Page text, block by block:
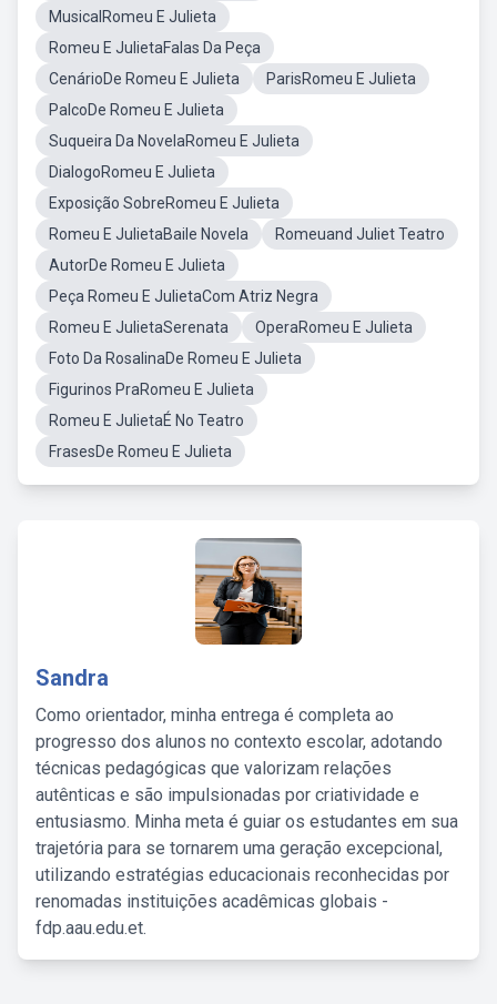
MusicalRomeu E Julieta
Romeu E JulietaFalas Da Peça
CenárioDe Romeu E Julieta
ParisRomeu E Julieta
PalcoDe Romeu E Julieta
Suqueira Da NovelaRomeu E Julieta
DialogoRomeu E Julieta
Exposição SobreRomeu E Julieta
Romeu E JulietaBaile Novela
Romeuand Juliet Teatro
AutorDe Romeu E Julieta
Peça Romeu E JulietaCom Atriz Negra
Romeu E JulietaSerenata
OperaRomeu E Julieta
Foto Da RosalinaDe Romeu E Julieta
Figurinos PraRomeu E Julieta
Romeu E JulietaÉ No Teatro
FrasesDe Romeu E Julieta
Sandra
Como orientador, minha entrega é completa ao
progresso dos alunos no contexto escolar, adotando
técnicas pedagógicas que valorizam relações
autênticas e são impulsionadas por criatividade e
entusiasmo. Minha meta é guiar os estudantes em sua
trajetória para se tornarem uma geração excepcional,
utilizando estratégias educacionais reconhecidas por
renomadas instituições acadêmicas globais -
fdp.aau.edu.et.